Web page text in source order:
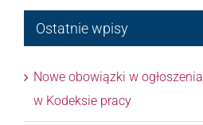
Ostatnie wpisy
Nowe obowiązki w
w Kodeksie pracy